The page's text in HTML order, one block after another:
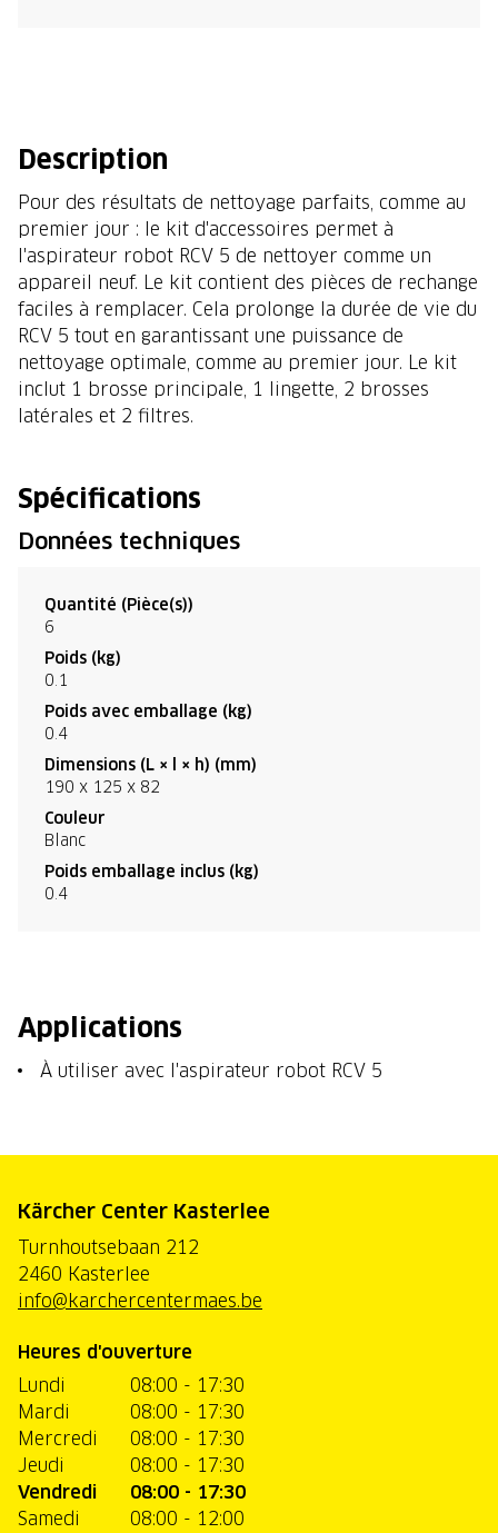
Description
Pour des résultats de nettoyage parfaits, comme au
premier jour : le kit d'accessoires permet à
l'aspirateur robot RCV 5 de nettoyer comme un
appareil neuf. Le kit contient des pièces de rechange
faciles à remplacer. Cela prolonge la durée de vie du
RCV 5 tout en garantissant une puissance de
nettoyage optimale, comme au premier jour. Le kit
inclut 1 brosse principale, 1 lingette, 2 brosses
latérales et 2 filtres.
Spécifications
Données techniques
Quantité (Pièce(s))
6
Poids (kg)
0.1
Poids avec emballage (kg)
0.4
Dimensions (L × l × h) (mm)
190 x 125 x 82
Couleur
Blanc
Poids emballage inclus (kg)
0.4
Applications
À utiliser avec l'aspirateur robot RCV 5
Kärcher Center Kasterlee
Turnhoutsebaan 212
2460 Kasterlee
info@karchercentermaes.be
Heures d'ouverture
Lundi
08:00 - 17:30
Mardi
08:00 - 17:30
Mercredi
08:00 - 17:30
Jeudi
08:00 - 17:30
Vendredi
08:00 - 17:30
Samedi
08:00 - 12:00